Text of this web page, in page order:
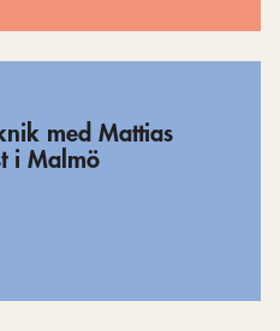
med Mattias
i Malmö